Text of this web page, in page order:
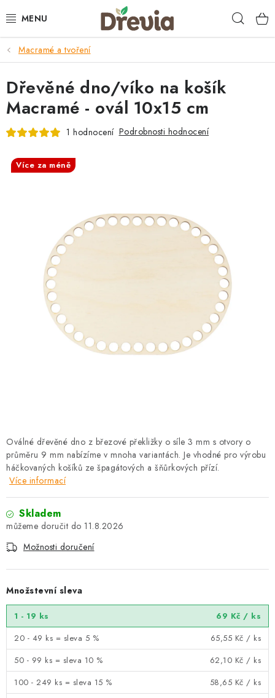
na
SVATBA 💍
DÁRKY
KRABIČKY
MATERIÁLY A TVOŘENÍ
PRO FIRMY
NOVINKY
Macramé a tvoření
Oválné dřevěné dno z březové překližky o síle 3 mm s otvory o
průměru 9 mm nabízíme v mnoha variantách. Je vhodné pro výrobu
háčkovaných košíků ze špagátových a šňůrkových přízí.
Více informací
Skladem
11.8.2026
Možnosti doručení
Množstevní sleva
1 - 19 ks 69 Kč / ks
20 - 49 ks = sleva 5 %
65,55 Kč / ks
50 - 99 ks = sleva 10 %
62,10 Kč / ks
100 - 249 ks = sleva 15 %
58,65 Kč / ks
Dřevěné dno/víko na košík
Macramé - ovál 10x15 cm
1 hodnocení Podrobnosti hodnocení
Více za méně